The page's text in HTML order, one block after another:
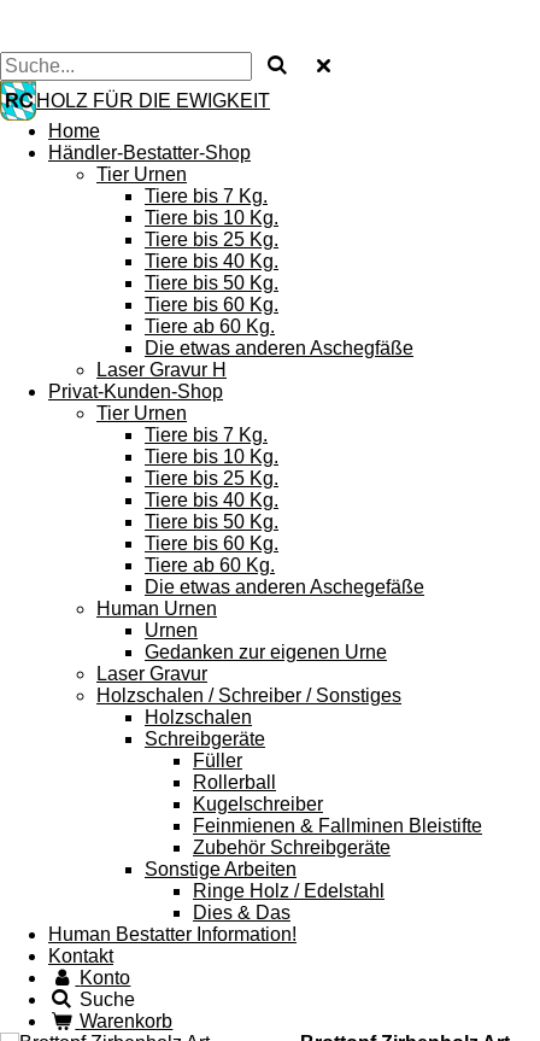
HOLZ FÜR DIE EWIGKEIT
Home
Händler-Bestatter-Shop
Tier Urnen
Tiere bis 7 Kg.
Tiere bis 10 Kg.
Tiere bis 25 Kg.
Tiere bis 40 Kg.
Tiere bis 50 Kg.
Tiere bis 60 Kg.
Tiere ab 60 Kg.
Die etwas anderen Aschegfäße
Laser Gravur H
Privat-Kunden-Shop
Tier Urnen
Tiere bis 7 Kg.
Tiere bis 10 Kg.
Tiere bis 25 Kg.
Tiere bis 40 Kg.
Tiere bis 50 Kg.
Tiere bis 60 Kg.
Tiere ab 60 Kg.
Die etwas anderen Aschegefäße
Human Urnen
Urnen
Gedanken zur eigenen Urne
Laser Gravur
Holzschalen / Schreiber / Sonstiges
Holzschalen
Schreibgeräte
Füller
Rollerball
Kugelschreiber
Feinmienen & Fallminen Bleistifte
Zubehör Schreibgeräte
Sonstige Arbeiten
Ringe Holz / Edelstahl
Dies & Das
Human Bestatter Information!
Kontakt
Konto
Suche
Warenkorb